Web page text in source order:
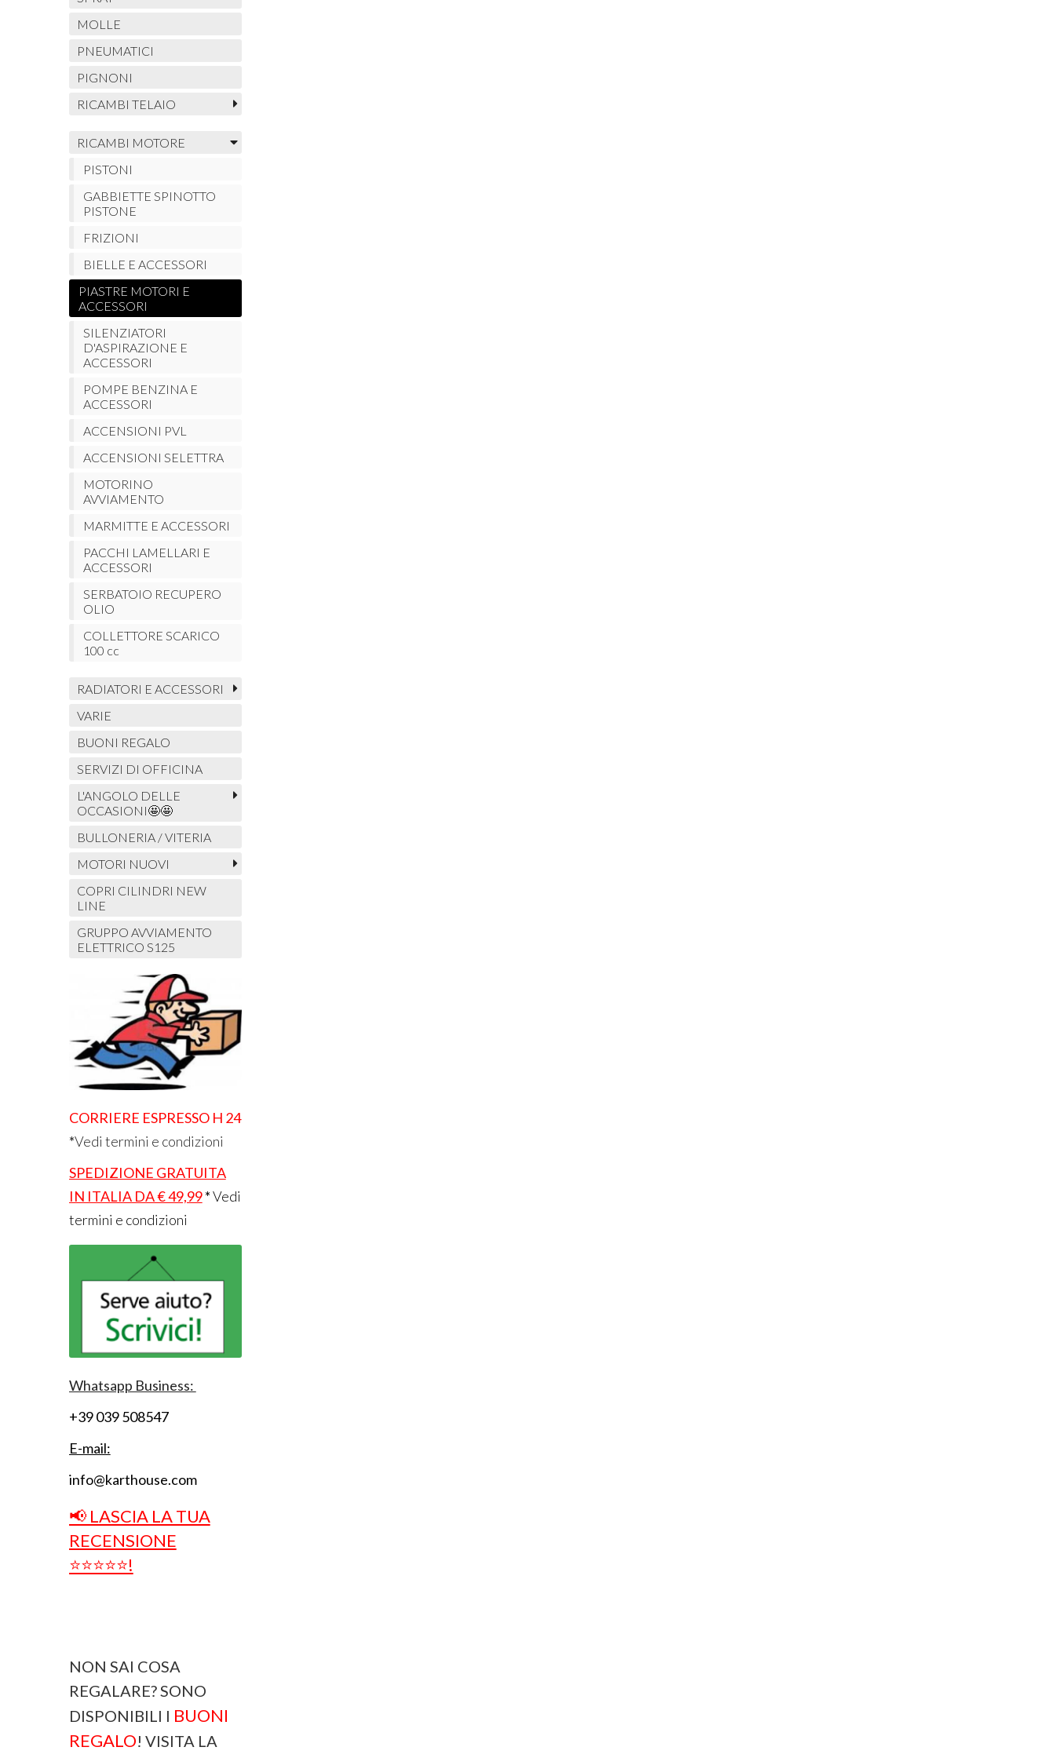
MOLLE
PNEUMATICI
PIGNONI
RICAMBI TELAIO
RICAMBI MOTORE
PISTONI
GABBIETTE SPINOTTO
PISTONE
FRIZIONI
BIELLE E ACCESSORI
PIASTRE MOTORI E
ACCESSORI
SILENZIATORI
D'ASPIRAZIONE E
ACCESSORI
POMPE BENZINA E
ACCESSORI
ACCENSIONI PVL
ACCENSIONI SELETTRA
MOTORINO
AVVIAMENTO
MARMITTE E ACCESSORI
PACCHI LAMELLARI E
ACCESSORI
SERBATOIO RECUPERO
OLIO
COLLETTORE SCARICO
100 cc
RADIATORI E ACCESSORI
VARIE
BUONI REGALO
SERVIZI DI OFFICINA
L'ANGOLO DELLE
OCCASIONI🤩🤩
BULLONERIA / VITERIA
MOTORI NUOVI
COPRI CILINDRI NEW
LINE
GRUPPO AVVIAMENTO
ELETTRICO S125
CORRIERE ESPRESSO H 24
*Vedi termini e condizioni
SPEDIZIONE GRATUITA
IN ITALIA DA € 49,99*Vedi
termini e condizioni
Whatsapp Business:
+39 039 508547
E-mail:
info@karthouse.com
📢 LASCIA LA TUA
RECENSIONE
⭐⭐⭐⭐⭐!
NON SAI COSA
REGALARE? SONO
DISPONIBILI I BUONI
REGALO! VISITA LA